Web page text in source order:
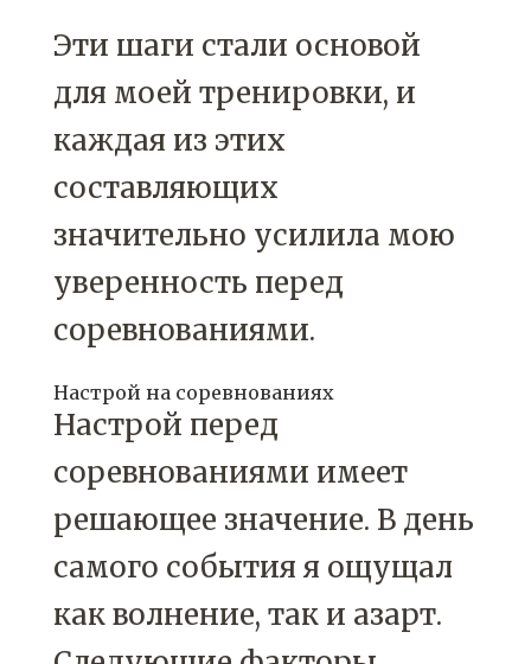
Эти шаги стали основой
для моей тренировки, и
каждая из этих
составляющих
значительно усилила мою
уверенность перед
соревнованиями.
Настрой на соревнованиях
Настрой перед
соревнованиями имеет
решающее значение. В день
самого события я ощущал
как волнение, так и азарт.